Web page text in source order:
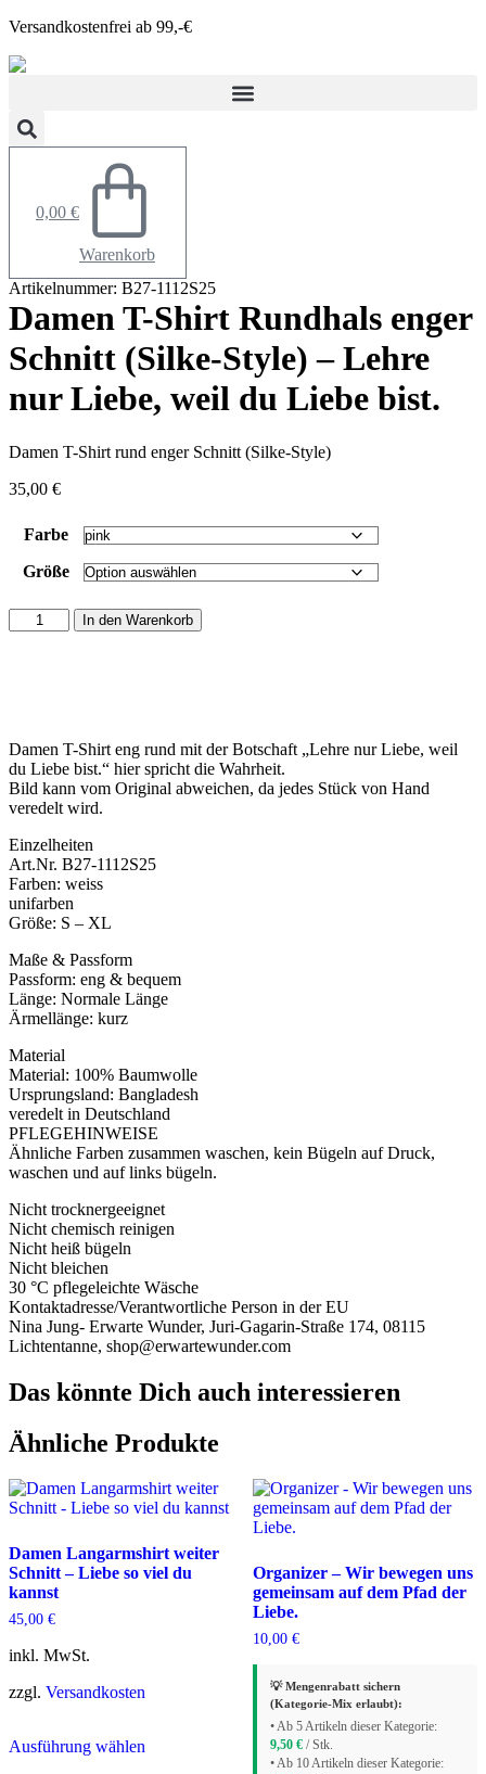
Zum
springen
Versandkostenfrei ab 99,-€
0,00 €
Warenkorb
Artikelnummer: B27-1112S25
Damen T-Shirt Rundhals enger
Schnitt (Silke-Style) – Lehre
nur Liebe, weil du Liebe bist.
Damen T-Shirt rund enger Schnitt (Silke-Style)
35,00 €
Farbe
Größe
Damen
T-
Style)
-
Lehre
nur
weil
du
Liebe
bist.
Menge
In den Warenkorb
Damen T-Shirt eng rund mit der Botschaft „Lehre nur Liebe, weil
du Liebe bist.“ hier spricht die Wahrheit.
Bild kann vom Original abweichen, da jedes Stück von Hand
veredelt wird.
Einzelheiten
Art.Nr. B27-1112S25
Farben: weiss
unifarben
Größe: S – XL
Maße & Passform
Passform: eng & bequem
Länge: Normale Länge
Ärmellänge: kurz
Material
Material: 100% Baumwolle
Ursprungsland: Bangladesh
veredelt in Deutschland
PFLEGEHINWEISE
Ähnliche Farben zusammen waschen, kein Bügeln auf Druck,
waschen und auf links bügeln.
Nicht trocknergeeignet
Nicht chemisch reinigen
Nicht heiß bügeln
Nicht bleichen
30 °C pflegeleichte Wäsche
Kontaktadresse/Verantwortliche Person in der EU
Nina Jung- Erwarte Wunder, Juri-Gagarin-Straße 174, 08115
Lichtentanne, shop@erwartewunder.com
Das könnte Dich auch interessieren
Ähnliche Produkte
Damen Langarmshirt weiter
Schnitt – Liebe so viel du
kannst
45,00 €
inkl. MwSt.
zzgl. Versandkosten
Ausführung wählenProdukt
Organizer – Wir bewegen uns
gemeinsam auf dem Pfad der
Liebe.
10,00 €
💡 Mengenrabatt sichern
(Kategorie-Mix erlaubt):
• Ab 5 Artikeln dieser Kategorie:
9,50 €/ Stk.
• Ab 10 Artikeln dieser Kategorie: